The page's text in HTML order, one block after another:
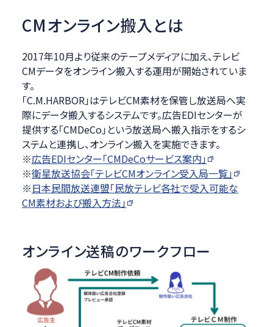
CMオンライン搬入とは
2017年10月より従来のテープメディアに加え、テレビ
CMデータをオンライン搬入する運用が開始されていま
す。
「C.M.HARBOR」はテレビCM素材を保管し放送局へ実
際にデータ搬入するシステムです。広告EDIセンターが
提供する「CMDeCo」という放送局へ搬入指示をするシ
ステムと連携し、オンライン搬入を実施できます。
※広告EDIセンター「CMDeCoサービス案内」
※衛星放送協会「テレビCMオンライン受入局⼀覧」
※日本民間放送連盟「民放テレビ各社で受入可能な
CM素材および搬入方法」
オンライン送稿のワークフロー